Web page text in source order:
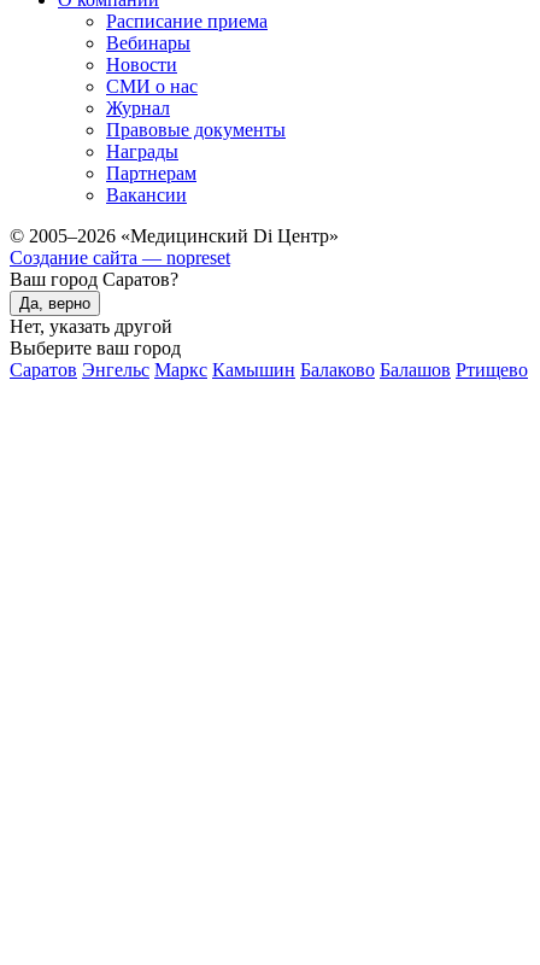
Расписание приема
Вебинары
Новости
СМИ о нас
Журнал
Правовые документы
Награды
Партнерам
Вакансии
© 2005–2026 «Медицинский Di Центр»
Создание сайта — nopreset
Ваш город Саратов?
Да, верно
Нет, указать другой
Выберите ваш город
Саратов Энгельс Маркс Камышин Балаково Балашов Ртищево